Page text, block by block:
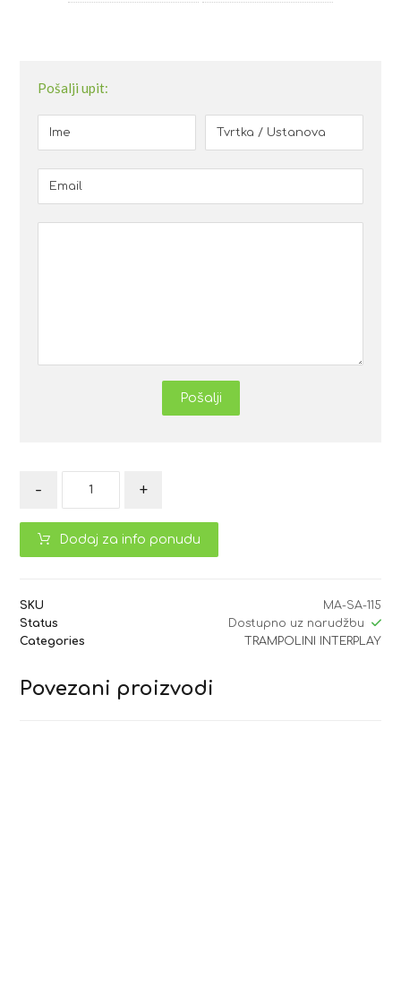
Pošalji upit:
Pošalji
- +
Dodaj za info ponudu
SKU
MA-SA-115
Status
Dostupno uz narudžbu
Categories
TRAMPOLINI INTERPLAY
Povezani proizvodi